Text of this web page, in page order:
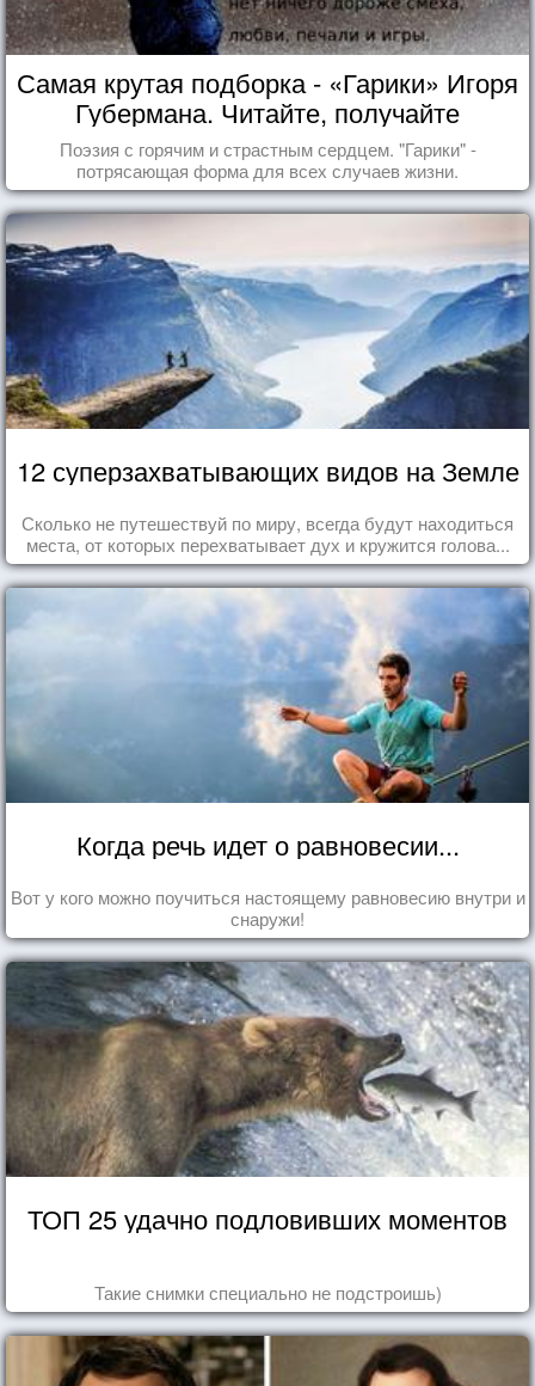
Самая крутая подборка - «Гарики» Игоря
Губермана. Читайте, получайте
удовольствие!
Поэзия с горячим и страстным сердцем. "Гарики" -
потрясающая форма для всех случаев жизни.
12 суперзахватывающих видов на Земле
Сколько не путешествуй по миру, всегда будут находиться
места, от которых перехватывает дух и кружится голова...
Когда речь идет о равновесии...
Вот у кого можно поучиться настоящему равновесию внутри и
снаружи!
ТОП 25 удачно подловивших моментов
Такие снимки специально не подстроишь)